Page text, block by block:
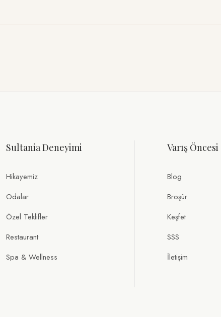
Sultania Deneyimi
Hikayemiz
Odalar
Özel Teklifler
Restaurant
Spa & Wellness
Varış Öncesi
Blog
Broşür
Keşfet
SSS
İletişim